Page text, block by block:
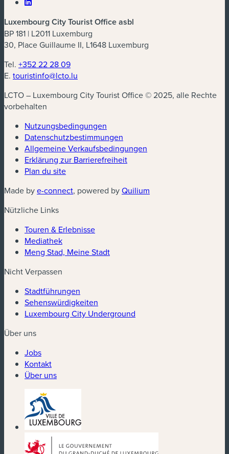
Luxembourg City Tourist Office asbl
BP 181 | L2011 Luxemburg
30, Place Guillaume II, L1648 Luxemburg
Tel. +352 22 28 09
E. touristinfo@lcto.lu
LCTO – Luxembourg City Tourist Office © 2025, alle Rechte
vorbehalten
Nutzungsbedingungen
Datenschutzbestimmungen
Allgemeine Verkaufsbedingungen
Erklärung zur Barrierefreiheit
Plan du site
Made bye-connect(neues Fenster)
, powered byQuilium
Nützliche Links
Touren & Erlebnisse
Mediathek
Meng Stad, Meine Stadt
Nicht Verpassen
Stadtführungen
Sehenswürdigkeiten
Luxembourg City Underground
Über uns
Jobs
Kontakt
Über uns